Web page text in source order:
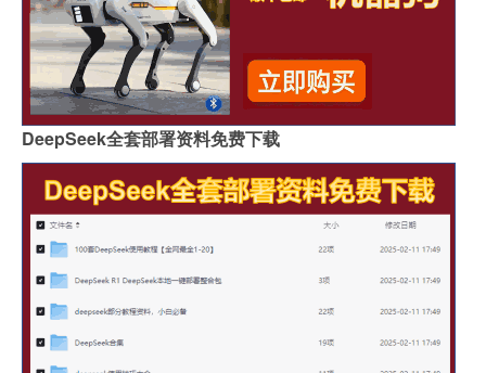
DeepSeek全套部署资料免费下载